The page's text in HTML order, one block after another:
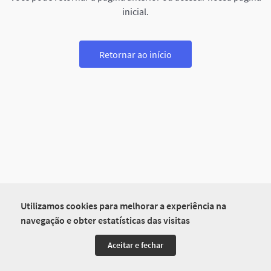
Utilizamos cookies para melhorar a experiência na
navegação e obter estatísticas das visitas
Aceitar e fechar
inicial.
Retornar ao início